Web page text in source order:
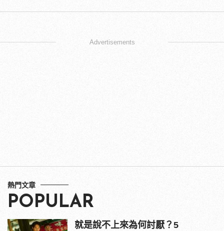
Advertisements
熱門文章
POPULAR
就是說不上來為何討厭？5